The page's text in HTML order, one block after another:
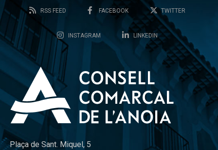
RSS FEED FACEBOOK TWITTER
INSTAGRAM LINKEDIN
Plaça de Sant. Miquel, 5